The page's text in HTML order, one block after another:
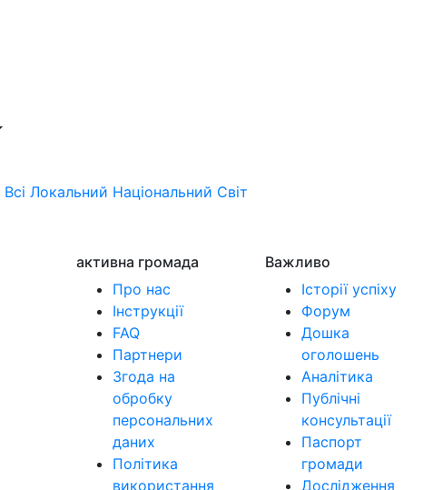
Всі Локальний Національний Світ
активна громада
Про нас
Інструкції
FAQ
Партнери
Згода на
обробку
персональних
даних
Політика
використання
Важливо
Історії успіху
Форум
Дошка
оголошень
Аналітика
Публічні
консультації
Паспорт
громади
Дослідження